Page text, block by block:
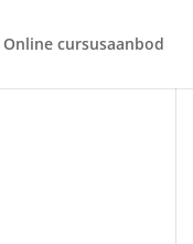
Online cursusaanbod